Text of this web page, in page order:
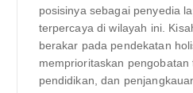
posisinya sebagai penyedia
terpercaya di wilayah ini.
berakar pada pendekatan
memprioritaskan pengobatan
pendidikan, dan